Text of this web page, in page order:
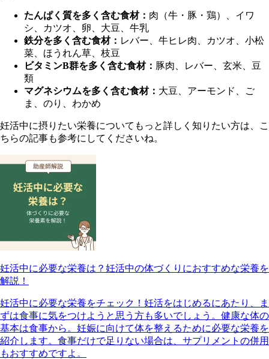
たんぱく質を多く含む食材： 肉（牛・豚・鶏）、イワ
シ、カツオ、卵、大豆、牛乳
鉄分を多く含む食材： レバー、牛ヒレ肉、カツオ、小松
菜、ほうれん草、枝豆
ビタミンB群を多く含む食材： 豚肉、レバー、玄米、豆
類
マグネシウムを多く含む食材： 大豆、アーモンド、ご
ま、のり、わかめ
妊活中に摂りたい栄養についてもっと詳しく知りたい方は、こ
ちらの記事も参考にしてくださいね。
妊活中に必要な栄養は？妊活中の体づくりにおすすめな栄養を
解説！
妊活中に必要な栄養をチェック！妊活をはじめるにあたり、ま
ずは食事に気をつけようと思う方も多いでしょう。健康な体の
基本は食事から。妊娠に向けて体を整えるために必要な栄養を
紹介します。食事だけで足りない場合は、サプリメントの併用
もおすすめですよ。